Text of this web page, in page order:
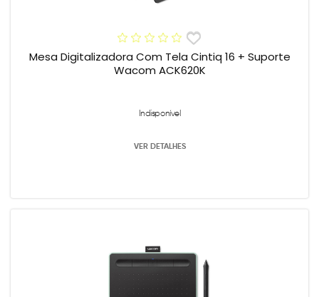
Mesa Digitalizadora Com Tela Cintiq 16 + Suporte
Wacom ACK620K
Indisponível
VER DETALHES